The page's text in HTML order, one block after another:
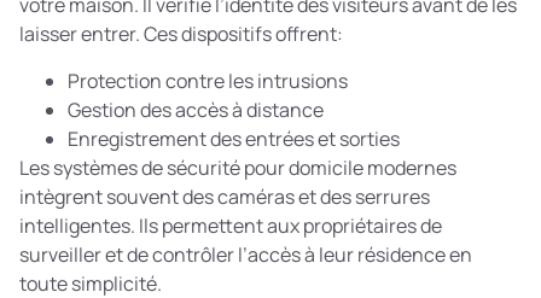
laisser entrer. Ces dispositifs offrent:
Protection contre les intrusions
Gestion des accès à distance
Enregistrement des entrées et sorties
Lessystèmes de sécurité pour domicilemodernes
intègrent souvent des caméras et des serrures
intelligentes. Ils permettent aux propriétaires de
surveiller et de contrôler l’accès à leur résidence en
toute simplicité.